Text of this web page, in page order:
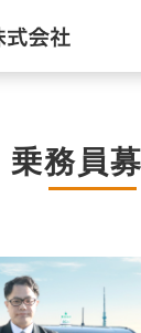
乗務員